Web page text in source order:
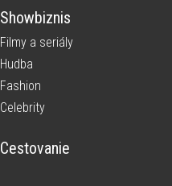
Showbiznis
Filmy a seriály
Hudba
Fashion
Celebrity
Cestovanie